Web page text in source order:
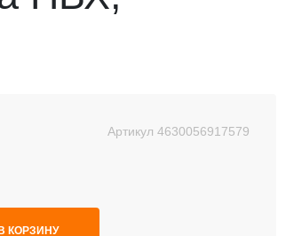
Артикул 4630056917579
В КОРЗИНУ